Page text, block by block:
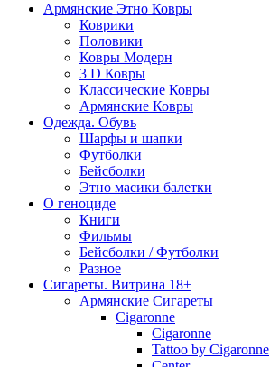
Армянские Этно Ковры
Коврики
Половики
Ковры Модерн
3 D Ковры
Классические Ковры
Армянские Ковры
Одежда. Обувь
Шарфы и шапки
Футболки
Бейсболки
Этно масики балетки
О геноциде
Книги
Фильмы
Бейсболки / Футболки
Разное
Сигареты. Витрина 18+
Армянские Сигареты
Cigaronne
Cigaronne
Tattoo by Cigaronne